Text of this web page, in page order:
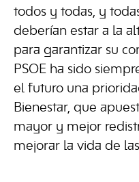
todos y todas, y
deberían estar a la
para garantizar su
PSOE ha sido
el futuro una
Bienestar, que
mayor y mejor
mejorar la vida de